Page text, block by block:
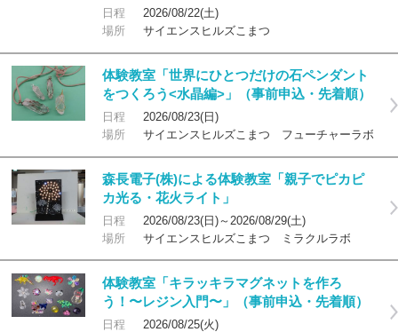
日程
2026/08/22(土)
場所
サイエンスヒルズこまつ
体験教室「世界にひとつだけの石ペンダント
をつくろう<水晶編>」（事前申込・先着順）
日程
2026/08/23(日)
場所
サイエンスヒルズこまつ フューチャーラボ
森長電子(株)による体験教室「親子でピカピ
カ光る・花火ライト」
日程
2026/08/23(日)～2026/08/29(土)
場所
サイエンスヒルズこまつ ミラクルラボ
体験教室「キラッキラマグネットを作ろ
う！〜レジン入門〜」（事前申込・先着順）
日程
2026/08/25(火)